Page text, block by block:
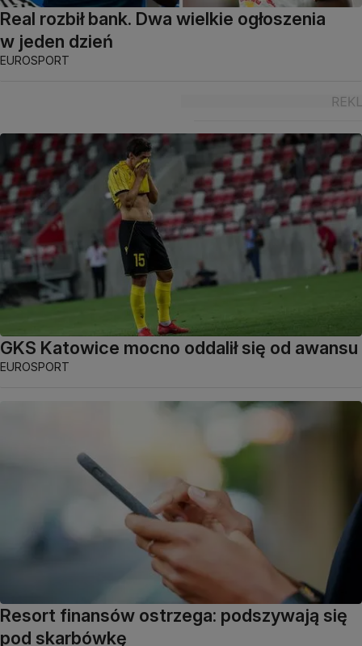
Real rozbił bank. Dwa wielkie ogłoszenia
w jeden dzień
EUROSPORT
GKS Katowice mocno oddalił się od awansu
EUROSPORT
Resort finansów ostrzega: podszywają się
pod skarbówkę